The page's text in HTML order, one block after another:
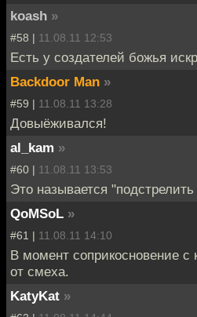
koash »
#58 | 11.08.11 12:53
Есть у создателей божья
Backdoor Man »
#59 | 11.08.11 13:28
Довыёживался!
al_kam »
#60 | 11.08.11 13:53
Это называется "подстрелить
QoMSoL »
#61 | 11.08.11 14:10
В момент соприкосновение с
от смеха.
KatyKat »